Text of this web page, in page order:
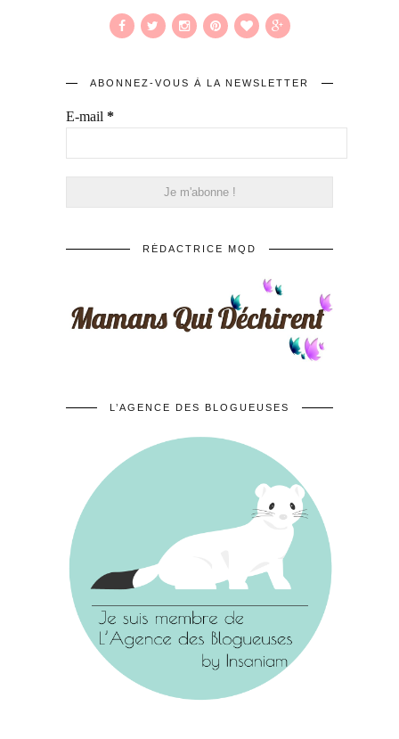
ABONNEZ-VOUS À LA NEWSLETTER
E-mail *
RÉDACTRICE MQD
L’AGENCE DES BLOGUEUSES